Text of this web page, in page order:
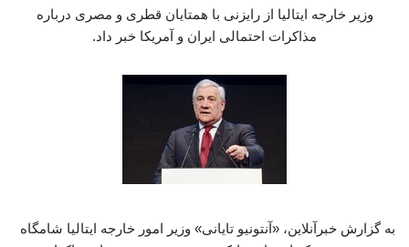
وزیر خارجه ایتالیا از رایزنی با همتایان قطری و مصری درباره
مذاکرات احتمالی ایران و آمریکا خبر داد.
به گزارش خبرآنلاین، «آنتونیو تایانی» وزیر امور خارجه ایتالیا شامگاه